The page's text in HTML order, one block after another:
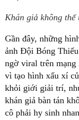
Khán giả không
Gần đây, những
ảnh Đội Bóng
ngờ viral trên
vì tạo hình xấu xí
khỏi giới giải trí,
khán giả bàn tán
cô phải hy sinh